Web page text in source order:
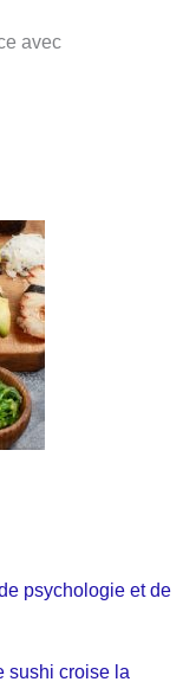
avec
psychologie et de
sushi croise la